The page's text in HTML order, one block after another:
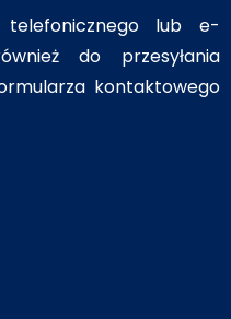
lub e-
do przesyłania
kontaktowego